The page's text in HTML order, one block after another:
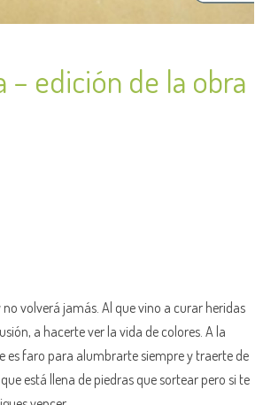
– edición de la obra
volverá jamás. Al que vino a curar heridas
a hacerte ver la vida de colores. A la
es faro para alumbrarte siempre y traerte de
está llena de piedras que sortear pero si te